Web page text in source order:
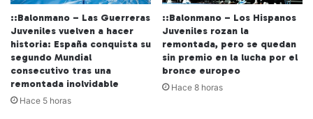
::Balonmano – Las Guerreras
Juveniles vuelven a hacer
historia: España conquista su
segundo Mundial
consecutivo tras una
remontada inolvidable
Hace 5 horas
::Balonmano – Los Hispanos
Juveniles rozan la
remontada, pero se quedan
sin premio en la lucha por el
bronce europeo
Hace 8 horas